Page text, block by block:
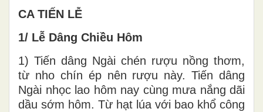
CA TIẾN LỄ
1/ Lễ Dâng Chiều Hôm
1) Tiến dâng Ngài chén rượu nồng thơm,
từ nho chín ép nên rượu này. Tiến dâng
Ngài nhọc lao hôm nay cùng mưa nắng dãi
dầu sớm hôm. Từ hạt lúa với bao khổ công